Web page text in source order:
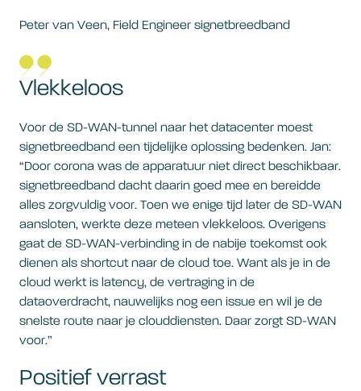
Peter van Veen, Field Engineer signetbreedband
Vlekkeloos
Voor de SD-WAN-tunnel naar het datacenter moest
signetbreedband een tijdelijke oplossing bedenken. Jan:
“Door corona was de apparatuur niet direct beschikbaar.
signetbreedband dacht daarin goed mee en bereidde
alles zorgvuldig voor. Toen we enige tijd later de SD-WAN
aansloten, werkte deze meteen vlekkeloos. Overigens
gaat de SD-WAN-verbinding in de nabije toekomst ook
dienen als shortcut naar de cloud toe. Want als je in de
cloud werkt is latency, de vertraging in de
dataoverdracht, nauwelijks nog een issue en wil je de
snelste route naar je clouddiensten. Daar zorgt SD-WAN
voor.”
Positief verrast